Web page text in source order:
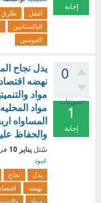
إجابة
انتقل طارق
الباكستانيين
القوسين
0
تصويتات
1
إجابة
يدل نجاح
نهضه
مواد
مواد
المساواه
والحفاظ
سُئل يناير 10
عبود
يدل نجاح
نهضه
مواد